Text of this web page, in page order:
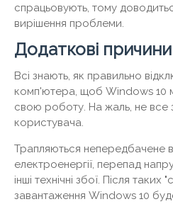
спрацьовують, тому
вирішення проблеми.
Додаткові
Всі знають, як правильно
комп'ютера, щоб Windows 10
свою роботу. На жаль, не все
користувача.
Трапляються непередбачене
електроенергії, перепад
інші технічні збої. Після
завантаження Windows 10